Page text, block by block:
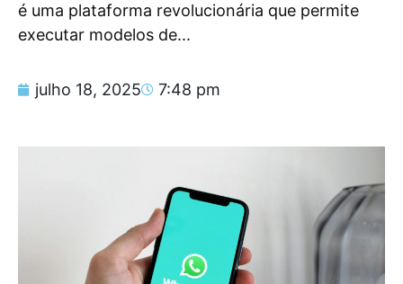
é uma plataforma revolucionária que permite
executar modelos de...
julho 18, 2025 7:48 pm